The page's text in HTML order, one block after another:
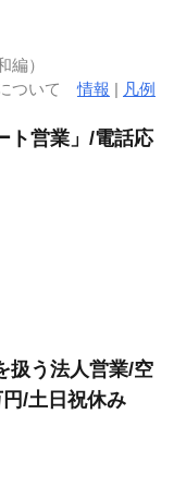
編）
について情報 | 凡例
ト営業」/電話応
扱う法人営業/空
/土日祝休み